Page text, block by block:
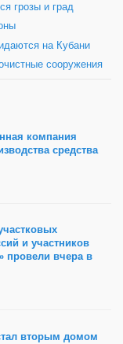
грозы и град
на Кубани
сооружения
компания
средства
и участников
провели вчера в
вторым домом